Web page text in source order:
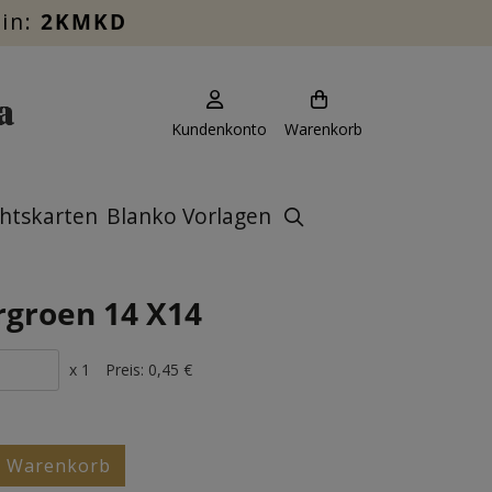
2KMKD
Kundenkonto Warenkorb
Blanko Vorlagen
14 X14
x 1 Preis: 0,45 €
Warenkorb